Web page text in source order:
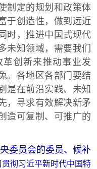
制定的规划和政策体
于创造性，做到远近
时，推进中国式现代
未知领域，需要我们
创新来推动事业发
。各地区各部门要结
是在前沿实践、未知
，寻求有效解决新矛
造可复制、可推广的
央委员会的委员、候补
贯彻习近平新时代中国特